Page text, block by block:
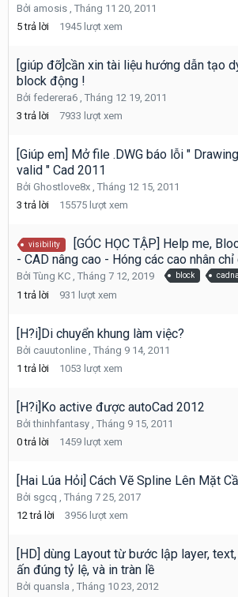
Bởi amosis , Tháng 11 20, 2011
5 trả lời 1945 lượt xem
[giúp đỡ]cần xin tài liệu hướng dẫn tạo
block động !
Bởi federera6 , Tháng 12 19, 2011
3 trả lời 7933 lượt xem
[Giúp em] Mở file .DWG báo lỗi "
valid " Cad 2011
Bởi Ghostlove8x , Tháng 12 15, 2011
3 trả lời 15575 lượt xem
visibility
[GÓC HỌC TẬP] Help me,
- CAD nâng cao - Hóng các cao nhân chỉ
Bởi Tùng KC , Tháng 7 12, 2019 block
1 trả lời 931 lượt xem
[H?i]Di chuyển khung làm việc?
Bởi cauutonline Tháng 9 14, 2011
1 trả lời 1053 lượt xem
[H?i]Ko active được autoCad 2012
Bởithinhfantasy Tháng 9 15, 2011
0 trả lời 1459 lượt xem
[Hai Lúa Hỏi] Cách Vẽ Spline Lên Mặt
Bởi sgcq
Tháng 7 25, 2017
12 trả lời 3956 lượt xem
[HD] dùng Layout từ bước lập layer,
ấn đúng tỷ lệ, và in tràn lề
Bởi quansla
Tháng 10 23, 2012